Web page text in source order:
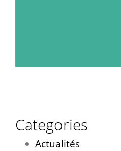
Categories
Actualités